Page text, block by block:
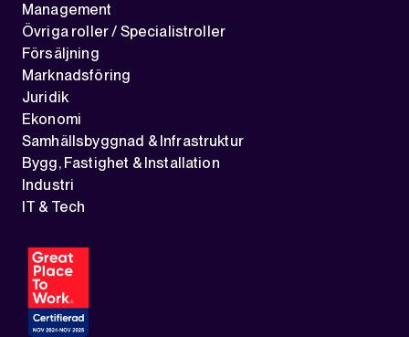
Management
Övriga roller / Specialistroller
Försäljning
Marknadsföring
Juridik
Ekonomi
Samhällsbyggnad & Infrastruktur
Bygg, Fastighet & Installation
Industri
IT & Tech